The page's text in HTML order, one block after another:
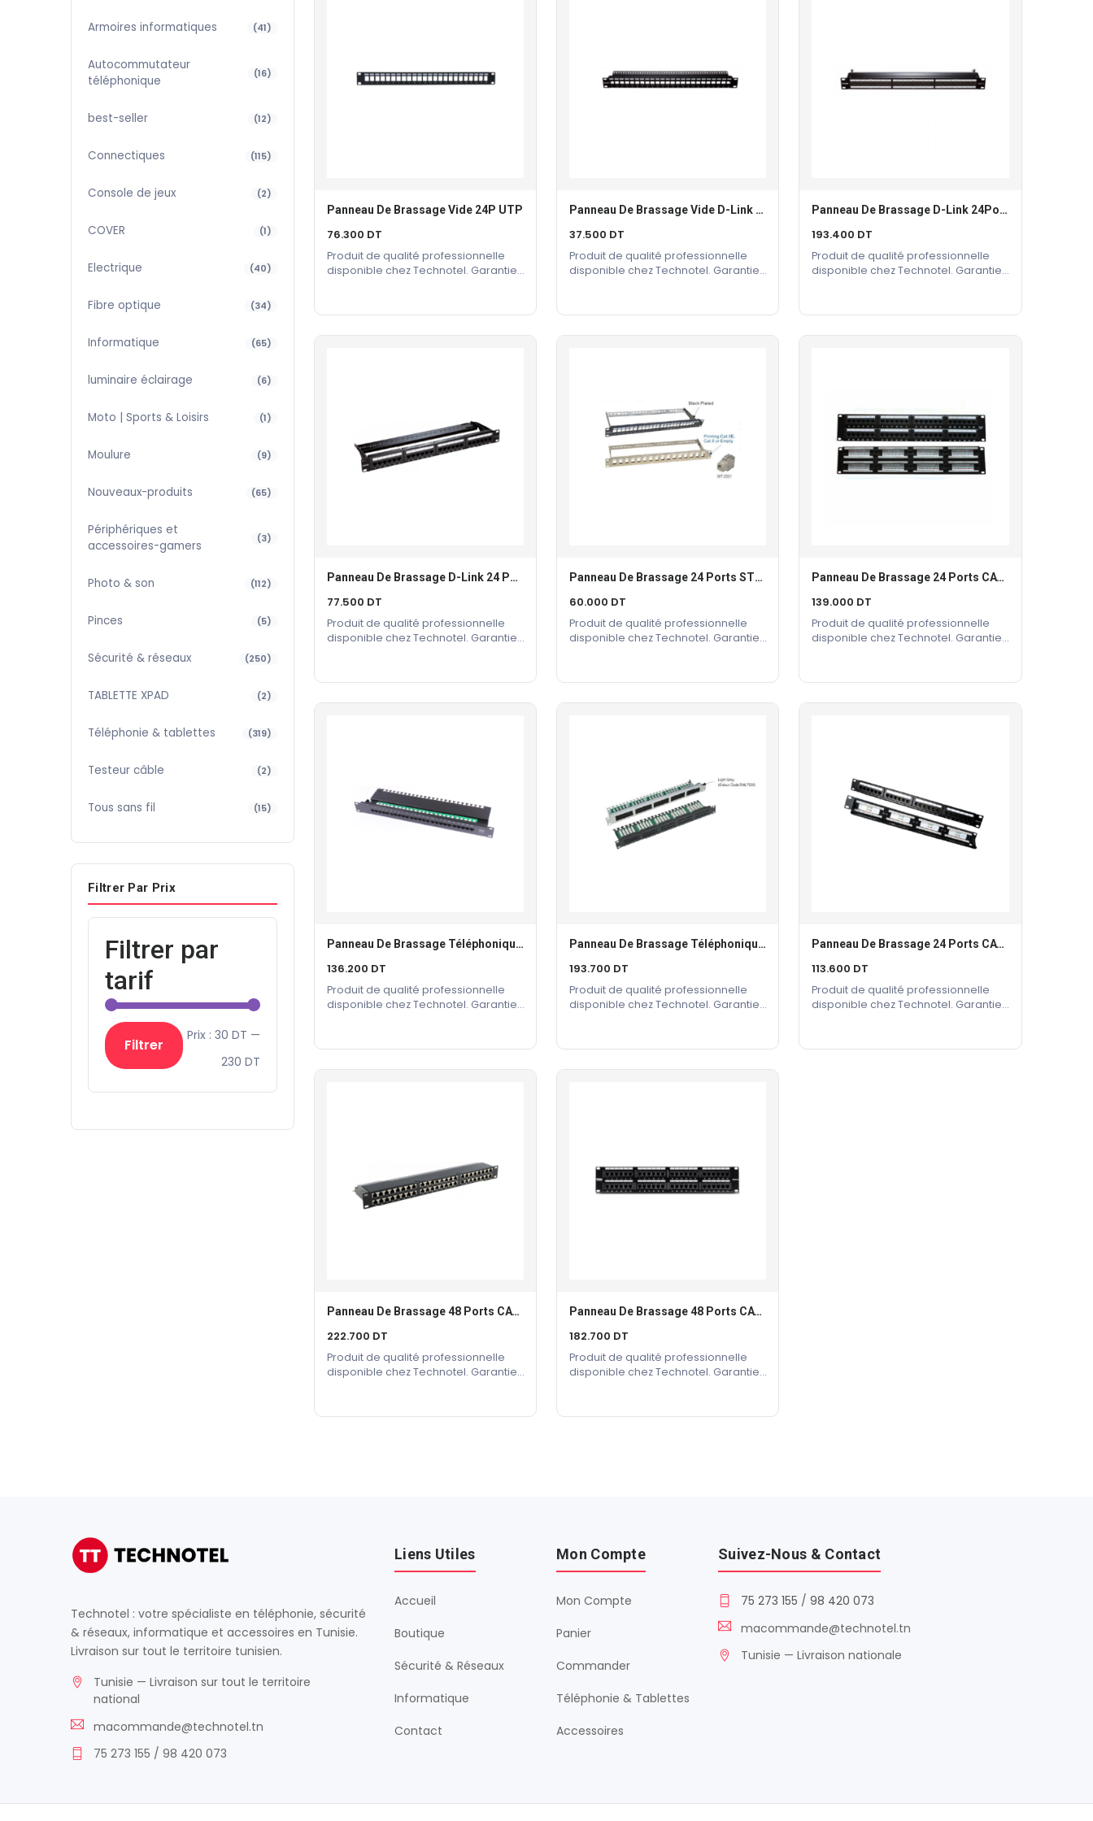
Armoires informatiques (41)
Autocommutateur
téléphonique
(16)
best-seller (12)
Connectiques (115)
Console de jeux (2)
COVER (1)
Electrique (40)
Fibre optique (34)
Informatique (65)
luminaire éclairage (6)
Moto | Sports & Loisirs (1)
Moulure (9)
Nouveaux-produits (65)
Périphériques et
accessoires-gamers
(3)
Photo & son (112)
Pinces (5)
Sécurité & réseaux (250)
TABLETTE XPAD (2)
Téléphonie & tablettes (319)
Testeur câble (2)
Tous sans fil (15)
Filtrer Par Prix
Filtrer par
tarif
Prix
min
Prix
max
Filtrer
Prix : 30 DT —
230 DT
Lire La Suite
Panneau De Brassage Vide 24P UTP
76.300 DT
Produit de qualité professionnelle
disponible chez Technotel. Garantie
Lire La Suite Panneau De Brassage Vide D-Link 1U 24 Ports CAT6/5E
37.500 DT
Produit de qualité professionnelle
disponible chez Technotel. Garantie
Lire La Suite Panneau De Brassage D-Link 24Ports CAT 6A
193.400 DT
Produit de qualité professionnelle
disponible chez Technotel. Garantie
Ajouter Au Panier Panneau De Brassage D-Link 24 Ports CAT 5E
77.500 DT
Produit de qualité professionnelle
disponible chez Technotel. Garantie
Ajouter Au Panier Panneau De Brassage 24 Ports STP CAT6 Vide
60.000 DT
Produit de qualité professionnelle
disponible chez Technotel. Garantie
Ajouter Au Panier Panneau De Brassage 24 Ports CAT 6
139.000 DT
Produit de qualité professionnelle
disponible chez Technotel. Garantie
Ajouter Au Panier Panneau De Brassage Téléphonique 25 PORTS CAT3
136.200 DT
Produit de qualité professionnelle
disponible chez Technotel. Garantie
Ajouter Au Panier Panneau De Brassage Téléphonique 50 Ports
193.700 DT
Produit de qualité professionnelle
disponible chez Technotel. Garantie
Ajouter Au Panier Panneau De Brassage 24 Ports CAT 5E
113.600 DT
Produit de qualité professionnelle
disponible chez Technotel. Garantie
Ajouter Au Panier Panneau De Brassage 48 Ports CAT 6
222.700 DT
Produit de qualité professionnelle
disponible chez Technotel. Garantie
Ajouter Au Panier Panneau De Brassage 48 Ports CAT 5E
182.700 DT
Produit de qualité professionnelle
disponible chez Technotel. Garantie
Technotel : votre spécialiste en téléphonie, sécurité
& réseaux, informatique et accessoires en Tunisie.
Livraison sur tout le territoire tunisien.
Tunisie — Livraison sur tout le territoire
national
macommande@technotel.tn
75 273 155 / 98 420 073
Liens Utiles
Accueil
Boutique
Sécurité & Réseaux
Informatique
Contact
Mon Compte
Mon Compte
Panier
Commander
Téléphonie & Tablettes
Accessoires
Suivez-Nous & Contact
75 273 155 / 98 420 073
macommande@technotel.tn
Tunisie — Livraison nationale